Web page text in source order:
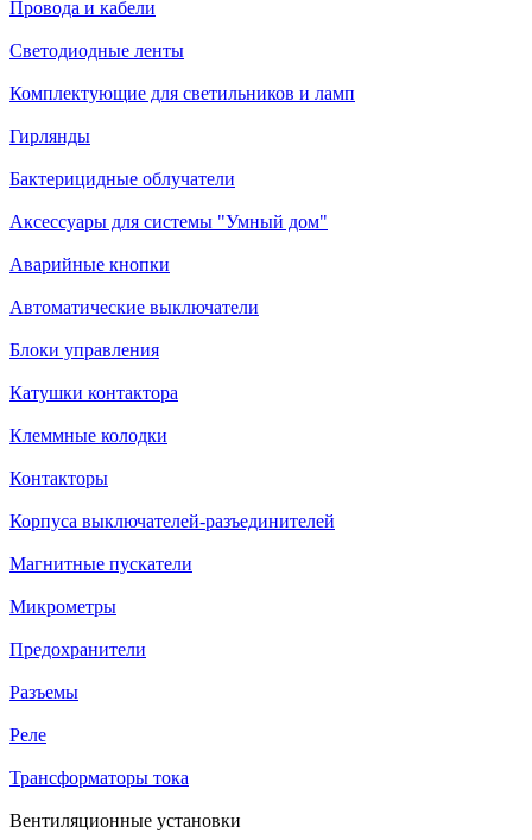
Провода и кабели
Светодиодные ленты
Комплектующие для светильников и ламп
Гирлянды
Бактерицидные облучатели
Аксессуары для системы "Умный дом"
Аварийные кнопки
Автоматические выключатели
Блоки управления
Катушки контактора
Клеммные колодки
Контакторы
Корпуса выключателей-разъединителей
Магнитные пускатели
Микрометры
Предохранители
Разъемы
Реле
Трансформаторы тока
Вентиляционные установки